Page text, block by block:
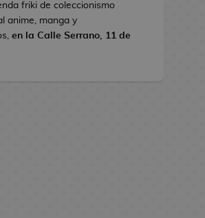
friki de coleccionismo
anime, manga y
en la Calle Serrano, 11 de